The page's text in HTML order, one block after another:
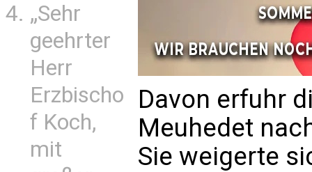
„Sehr
geehrter
Herr
Erzbischo
f Koch,
mit
Davon erfuhr
Meuhedet
Sie weigerte